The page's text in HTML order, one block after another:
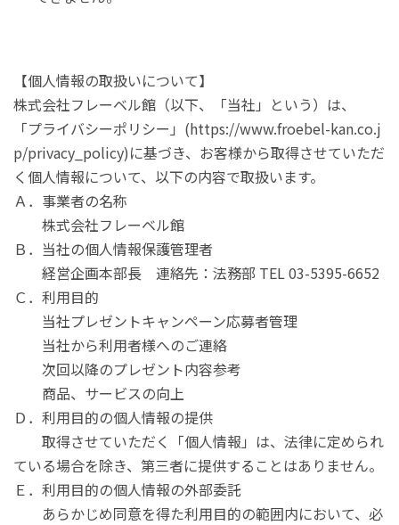
【個人情報の取扱いについて】
株式会社フレーベル館（以下、「当社」という）は、
「プライバシーポリシー」(https://www.froebel-kan.co.j
p/privacy_policy)に基づき、お客様から取得させていただ
く個人情報について、以下の内容で取扱います。
Ａ．事業者の名称
株式会社フレーベル館
Ｂ．当社の個人情報保護管理者
経営企画本部長 連絡先：法務部 TEL 03-5395-6652
Ｃ．利用目的
当社プレゼントキャンペーン応募者管理
当社から利用者様へのご連絡
次回以降のプレゼント内容参考
商品、サービスの向上
Ｄ．利用目的の個人情報の提供
取得させていただく「個人情報」は、法律に定められ
ている場合を除き、第三者に提供することはありません。
Ｅ．利用目的の個人情報の外部委託
あらかじめ同意を得た利用目的の範囲内において、必